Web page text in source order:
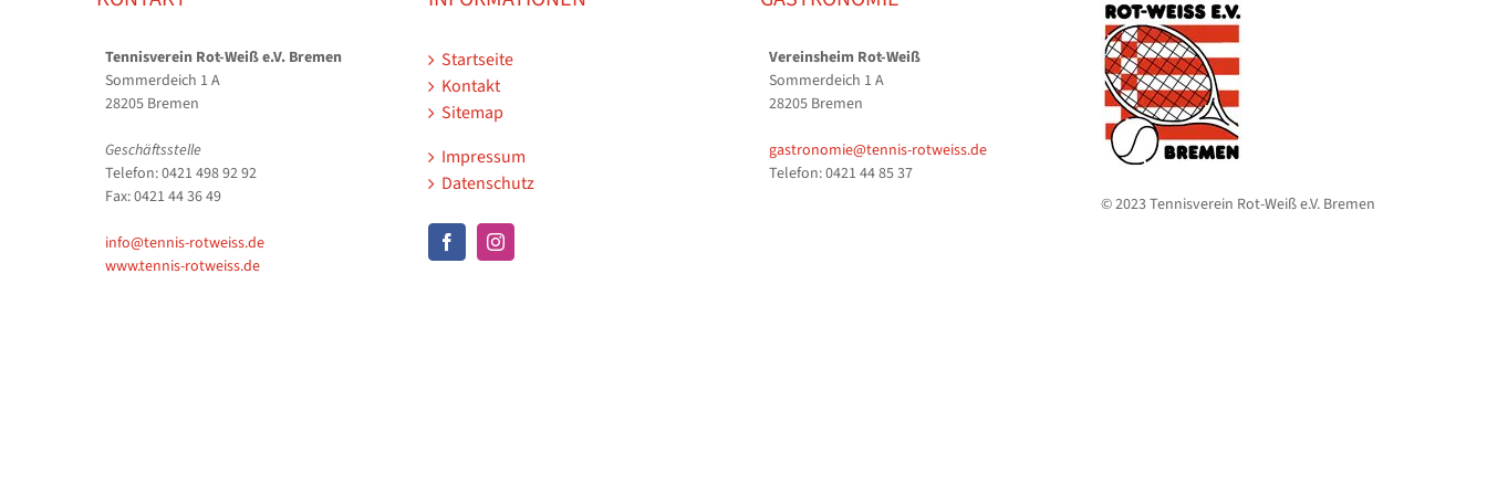
Tennisverein Rot-Weiß e.V. Bremen
Sommerdeich 1 A
28205 Bremen
Geschäftsstelle
Telefon: 0421 498 92 92
Fax: 0421 44 36 49
info@tennis-rotweiss.de
www.tennis-rotweiss.de
Startseite
Kontakt
Sitemap
Impressum
Datenschutz
Vereinsheim Rot-Weiß
Sommerdeich 1 A
28205 Bremen
gastronomie@tennis-rotweiss.de
Telefon: 0421 44 85 37
© 2023 Tennisverein Rot-Weiß e.V. Bremen